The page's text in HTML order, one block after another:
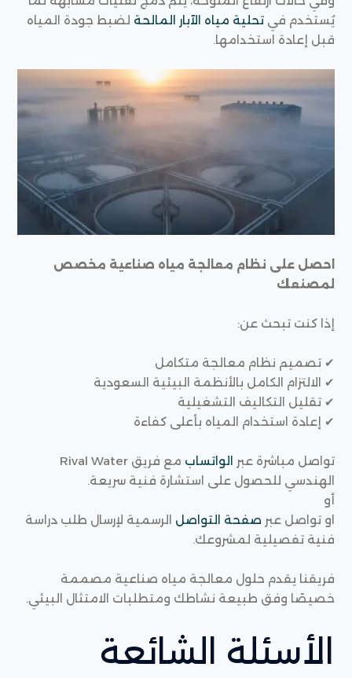
يُستخدم فيتحلية مياه الآبار المالحة لضبط جودة المياه
قبل إعادة استخدامها.
احصل على نظام معالجة مياه صناعية مخصص
لمصنعك
إذا كنت تبحث عن:
✔ تصميم نظام معالجة متكامل
✔ الالتزام الكامل بالأنظمة البيئية السعودية
✔ تقليل التكاليف التشغيلية
✔ إعادة استخدام المياه بأعلى كفاءة
تواصل مباشرة عبر الواتساب
مع فريق Rival Water
الهندسي للحصول على استشارة فنية سريعة.
أو
او تواصل عبر صفحة التواصل الرسمية لإرسال طلب دراسة
فنية تفصيلية لمشروعك.
فريقنا يقدم حلول معالجة مياه صناعية مصممة
خصيصًا وفق طبيعة نشاطك ومتطلبات الامتثال البيئي.
الأسئلة الشائعة